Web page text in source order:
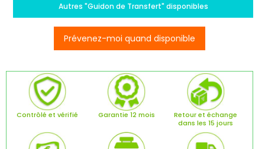
Autres "Guidon de Transfert" disponibles
Prévenez-moi quand disponible
Contrôlé et vérifié Garantie 12 mois
Retour et échange
dans les 15 jours